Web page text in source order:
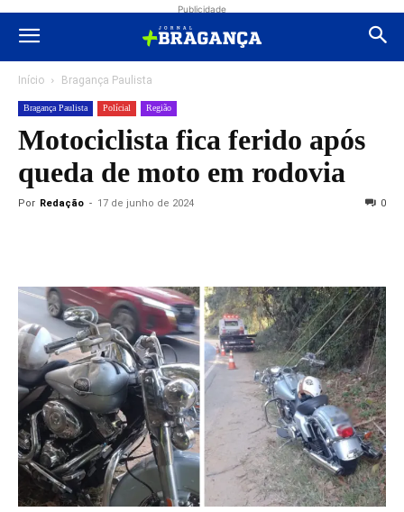
Publicidade
Início Bragança Paulista
Bragança Paulista Polícial Região
Motociclista fica ferido após
queda de moto em rodovia
Por Redação - 17 de junho de 2024 0